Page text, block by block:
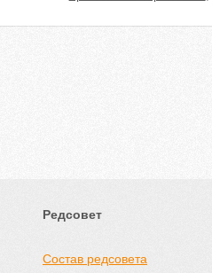
Редсовет
Состав редсовета